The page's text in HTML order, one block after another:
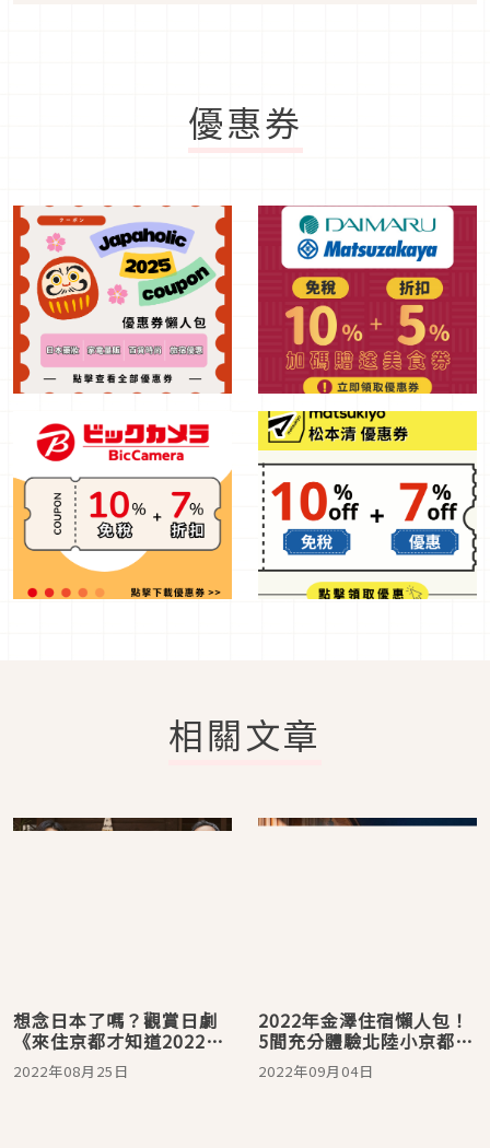
優惠券
相關文章
想念日本了嗎？觀賞日劇
《來住京都才知道2022》
跟著木村文乃進行百年老
店的巡禮吧！
2022年08月25日
2022年金澤住宿懶人包！
5間充分體驗北陸小京都風
情的住宿推薦
2022年09月04日